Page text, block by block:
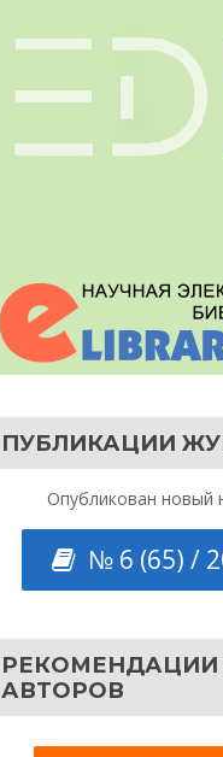
ПУБЛИКАЦИИ
Опубликован новый
№ 6 (65) /
РЕКОМЕНДАЦИИ
АВТОРОВ